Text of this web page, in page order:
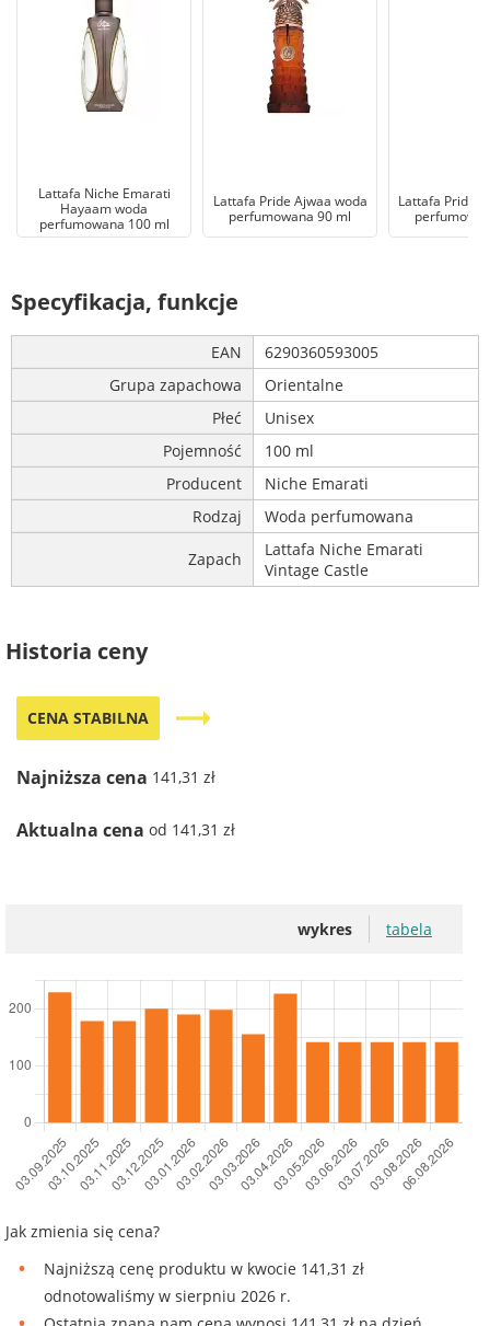
Lattafa Niche Emarati
Hayaam woda
perfumowana 100 ml
Lattafa Pride Ajwaa woda
perfumowana 90 ml
Lattafa Pride
Specyfikacja, funkcje
EAN
6290360593005
Grupa zapachowa
Orientalne
Płeć
Unisex
Pojemność
100 ml
Producent
Niche Emarati
Rodzaj
Woda perfumowana
Zapach
Lattafa Niche Emarati
Vintage Castle
Historia ceny
CENA STABILNA trending_flat
Najniższa cena 141,31 zł
Aktualna cena od 141,31 zł
wykres tabela
Jak zmienia się cena?
Najniższą cenę produktu w kwocie 141,31 zł
odnotowaliśmy w sierpniu 2026 r.